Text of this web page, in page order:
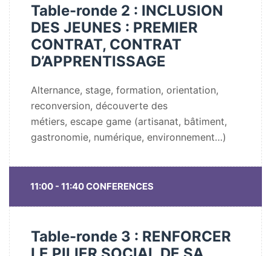
Table-ronde 2 : INCLUSION
DES JEUNES : PREMIER
CONTRAT, CONTRAT
D’APPRENTISSAGE
Alternance, stage, formation, orientation,
reconversion, découverte des
métiers, escape game (artisanat, bâtiment,
gastronomie, numérique, environnement…)
11:00 - 11:40 CONFERENCES
Table-ronde 3 : RENFORCER